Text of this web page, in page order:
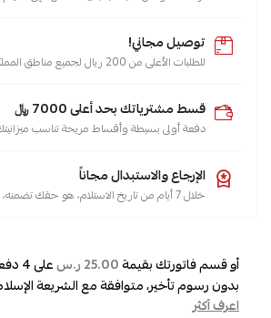
توصيل مجاني!
للطلبات الأعلى من 200 ريال لجميع مناطق المملكة
قسط مشترياتك بحد أعلى 7000 ﷼
دفعة أولى بسيطة وأقساط مريحة تناسب
الإرجاع والاستبدال مجاناً
خلال 7 أيام من تاريخ الاستلام، هو حقك تضمنه، حسب سياسة الاسترجاع
أو قسم فاتورتك بقيمة25.00 ر.س على4
بدون رسوم تأخير، متوافقة مع الشريعة
اعرف أكثر